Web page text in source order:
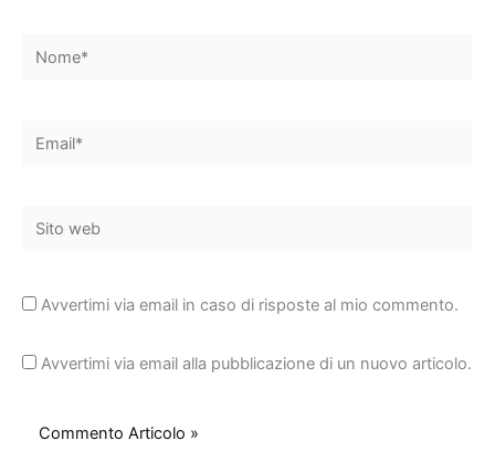
Nome*
Email*
Sito
Avvertimi via email in caso di risposte al mio commento.
Avvertimi via email alla pubblicazione di un nuovo articolo.